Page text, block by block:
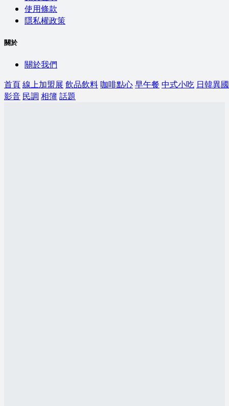
使用條款
隱私權政策
關於
關於我們
首頁線上加盟展 飲品飲料咖啡點心早午餐 中式小吃 日韓異國
影音 民調 相簿話題